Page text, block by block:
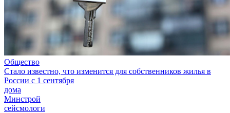
Общество
Стало известно, что изменится для собственников жилья в
России с 1 сентября
дома
Минстрой
сейсмологи